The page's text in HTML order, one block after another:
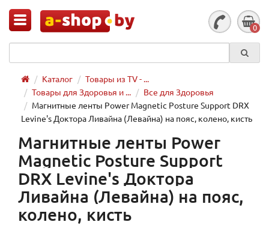
0
Каталог
Товары из TV - ...
Товары для Здоровья и ...
Все для Здоровья
Магнитные ленты Power Magnetic Posture Support DRX
Levine's Доктора Ливайна (Левайна) на пояс, колено, кисть
Магнитные ленты Power
Magnetic Posture Support
DRX Levine's Доктора
Ливайна (Левайна) на пояс,
колено, кисть